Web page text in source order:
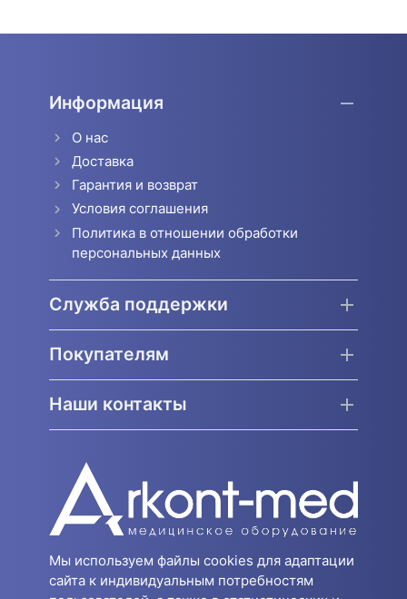
Информация
О нас
Доставка
Гарантия и возврат
Условия соглашения
Политика в отношении обработки
персональных данных
Служба поддержки
Покупателям
Наши контакты
Мы используем файлы cookies для адаптации
сайта к индивидуальным потребностям